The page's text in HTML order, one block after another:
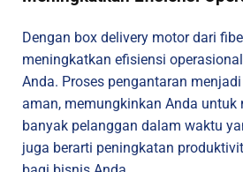
Dengan box delivery motor dari
meningkatkan efisiensi
Anda. Proses pengantaran
aman, memungkinkan Anda untuk
banyak pelanggan dalam waktu
juga berarti peningkatan